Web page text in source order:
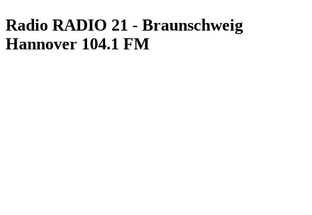
Radio RADIO 21 - Braunschweig
Hannover 104.1 FM